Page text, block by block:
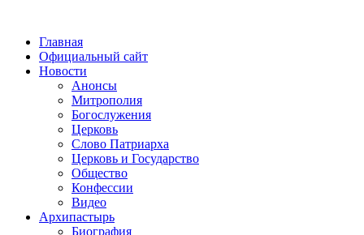
Главная
Официальный сайт
Новости
Анонсы
Митрополия
Богослужения
Церковь
Слово Патриарха
Церковь и Государство
Общество
Конфессии
Видео
Архипастырь
Биография